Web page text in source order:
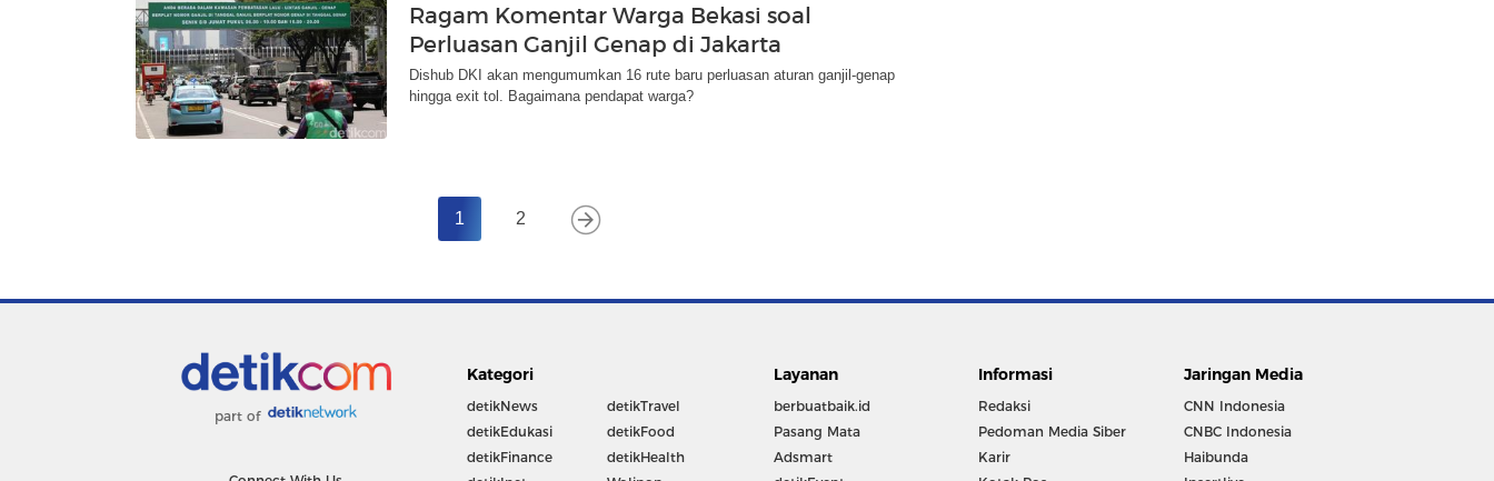
Ragam Komentar Warga Bekasi soal
Perluasan Ganjil Genap di Jakarta
Dishub DKI akan mengumumkan 16 rute baru perluasan aturan ganjil-genap
hingga exit tol. Bagaimana pendapat warga?
1 2
part of
Kategori
detikNews
detikEdukasi
detikFinance
detikTravel
detikFood
detikHealth
Layanan
berbuatbaik.id
Pasang Mata
Adsmart
Informasi
Redaksi
Pedoman Media Siber
Karir
Jaringan Media
CNN Indonesia
CNBC Indonesia
Haibunda